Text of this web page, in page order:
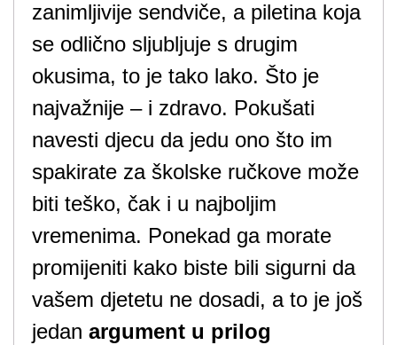
zanimljivije sendviče, a piletina koja
se odlično sljubljuje s drugim
okusima, to je tako lako. Što je
najvažnije – i zdravo. Pokušati
navesti djecu da jedu ono što im
spakirate za školske ručkove može
biti teško, čak i u najboljim
vremenima. Ponekad ga morate
promijeniti kako biste bili sigurni da
vašem djetetu ne dosadi, a to je još
jedan argument u prilog